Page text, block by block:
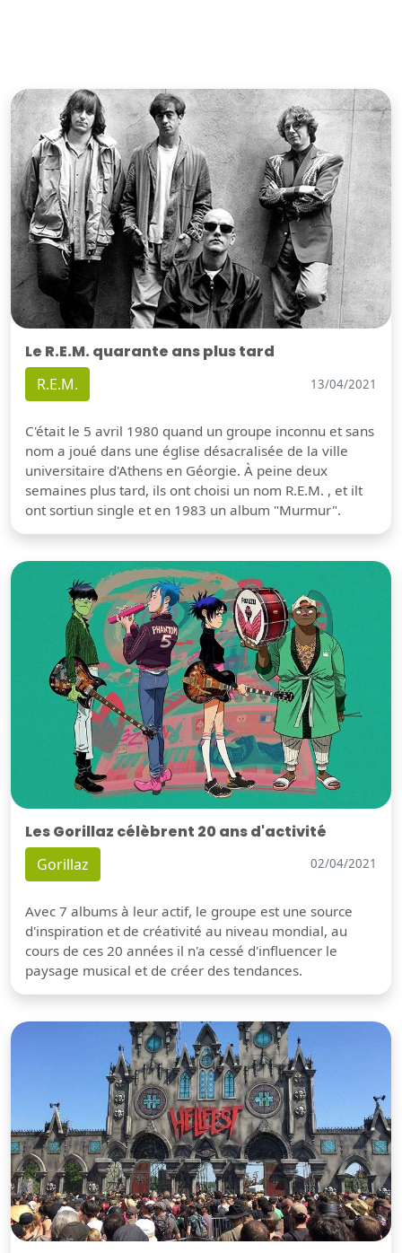
Le R.E.M. quarante ans plus tard
R.E.M. 13/04/2021
C'était le 5 avril 1980 quand un groupe inconnu et sans
nom a joué dans une église désacralisée de la ville
universitaire d'Athens en Géorgie. À peine deux
semaines plus tard, ils ont choisi un nom R.E.M. , et ilt
ont sortiun single et en 1983 un album "Murmur".
Les Gorillaz célèbrent 20 ans d'activité
Gorillaz 02/04/2021
Avec 7 albums à leur actif, le groupe est une source
d'inspiration et de créativité au niveau mondial, au
cours de ces 20 années il n'a cessé d'influencer le
paysage musical et de créer des tendances.